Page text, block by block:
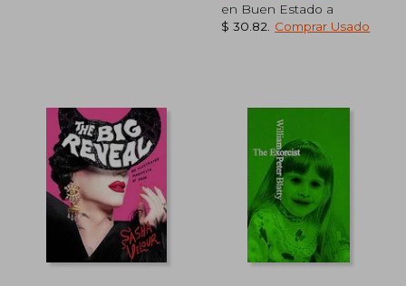
45%
dcto.
$ 63.00
$ 34.65
40%
dcto.
en Buen Estado a
$ 30.82
Comprar Usado